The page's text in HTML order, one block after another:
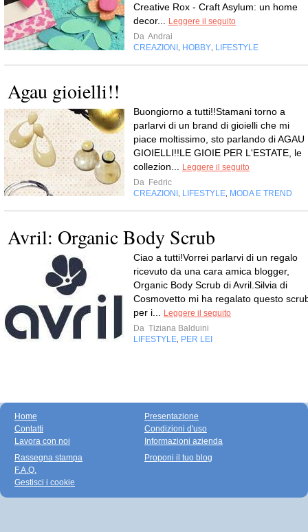
Creative Rox - Craft Asylum: un home
decor... Leggere il seguito
Da Andrai
CREAZIONI , HOBBY, LIFESTYLE
Agau gioielli!!
Buongiorno a tutti!!Stamani torno a
parlarvi di un brand di gioielli che mi
piace moltissimo, sto parlando di AGAU
GIOIELLI!!LE GIOIE PER L'ESTATE, le
collezion... Leggere il seguito
Da Fedric
CREAZIONI , LIFESTYLE, MODA E TREND
Avril: Organic Body Scrub
Ciao a tutti!Vorrei parlarvi di un regalo
ricevuto da una cara amica blogger,
Organic Body Scrub di Avril.Silvia di
Cosmovetto mi ha regalato questo
per i... Leggere il seguito
Da Tiziana Balduini
LIFESTYLE, PER LEI
Home
Contatti
Lavora con noi
Presentazione
Condizioni d'uso
Informazioni azienda
Rassegna stampa
F.A.Q.
Gestisci i cookie
Proponi il tuo blog